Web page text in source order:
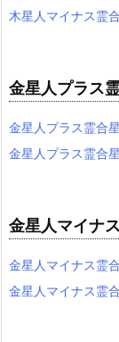
木星人マイナス霊
金星人プラス
金星人プラス霊合
金星人プラス霊合
金星人マイナ
金星人マイナス霊
金星人マイナス霊